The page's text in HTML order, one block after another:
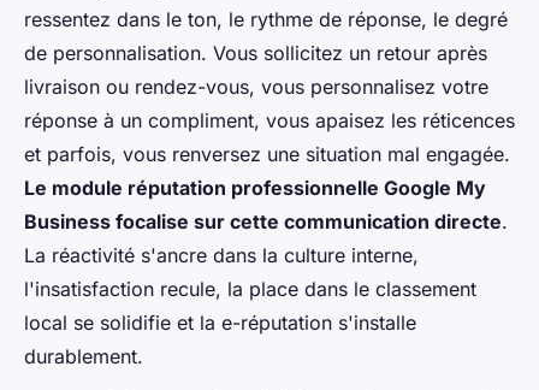
ressentez dans le ton, le rythme de réponse, le degré
de personnalisation. Vous sollicitez un retour après
livraison ou rendez-vous, vous personnalisez votre
réponse à un compliment, vous apaisez les réticences
et parfois, vous renversez une situation mal engagée.
Le module réputation professionnelle Google My
Business focalise sur cette communication directe.
La réactivité s'ancre dans la culture interne,
l'insatisfaction recule, la place dans le classement
local se solidifie et la e-réputation s'installe
durablement.